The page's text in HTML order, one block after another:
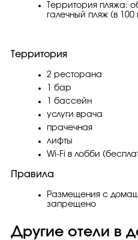
Территория пляжа:
галечный пляж (в 100
Территория
2 ресторана
1 бар
1 бассейн
услуги врача
прачечная
лифты
Wi-Fi в лобби
Правила
Размещения с
запрещено
Другие отели в